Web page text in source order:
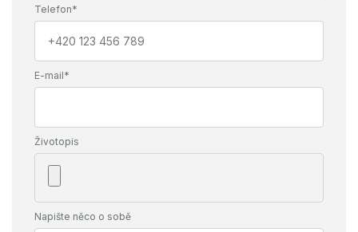
Telefon*
E-mail*
Životopis
Napište něco o sobě